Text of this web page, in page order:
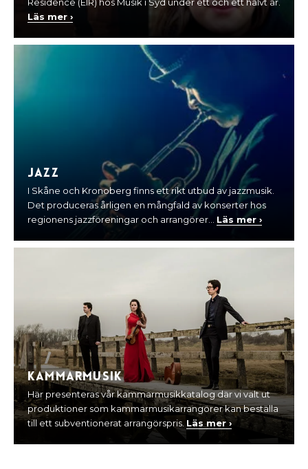
Läs mer ›
Jazz
I Skåne och Kronoberg finns ett rikt utbud av jazzmusik.
Det produceras årligen en mångfald av konserter hos
regionens jazzföreningar och arrangörer... Läs mer ›
Kammarmusik
Här presenteras vår kammarmusikkatalog där vi valt ut
produktioner som kammarmusikarrangörer kan beställa
till ett subventionerat arrangörspris. Läs mer ›